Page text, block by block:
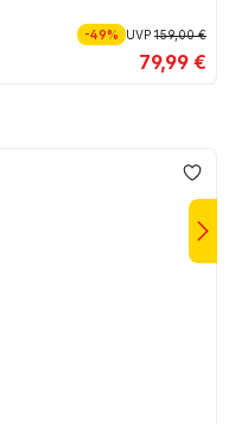
-49% UVP159,00 €
79,99 €